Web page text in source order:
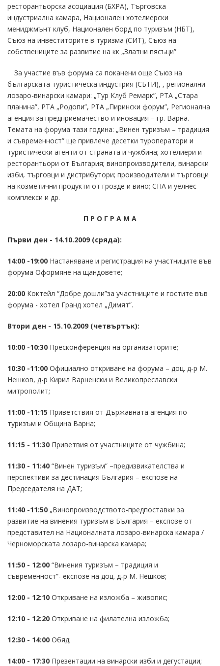
ресторантьорска асоциация (БХРА), Търговска
индустриална камара, Национален хотелиерски
мениджмънт клуб, Национален борд по туризъм (НБТ),
Съюз на инвеститорите в туризма (СИТ), Съюз на
собствениците за развитие на кк „Златни пясъци”
За участие във форума са поканени още Съюз на
българската туристическа индустрия (СБТИ), , регионални
лозаро-винарски камари: „Тур Клуб Ремарк”, РТА „Стара
планина”, РТА „Родопи”, РТА „Пирински форум”, Регионална
агенция за предприемачество и иновация – гр. Варна.
Темата на форума тази година: „Винен туризъм – традиция
и съвременност” ще привлече десетки туроператори и
туристически агенти от страната и чужбина; хотелиери и
ресторантьори от България; винопроизводители, винарски
изби, търговци и дистрибутори; производители и търговци
на козметични продукти от грозде и вино; СПА и уелнес
комплекси и др.
П Р О Г Р А М А
Първи ден - 14.10.2009 (сряда):
14:00 -19:00 Настаняване и регистрaция на участниците във
форума Оформяне на щандовете;
20:00 Коктейл “Добре дошли”за участниците и гостите във
форума - хотел Гранд хотел „Димят”.
Втори ден - 15.10.2009 (четвъртък):
10:00 -10:30 Пресконференция на организаторите;
10:30 -11:00 Официално откриване на форума – доц. д-р М.
Нешков, д-р Кирил Варненски и Великопреславски
митрополит;
11:00 -11:15 Приветствия от Държавната агенция по
туризъм и Община Варна;
11:15 - 11:30 Приветвия от участниците от чужбина;
11:30 - 11:40 “Винен туризъм” –предизвикателства и
перспективи за дестинация България – експозе на
Председателя на ДАТ;
11:40 -11:50 „Винопроизводството-предпоставки за
развитие на винения туризъм в България – експозе от
представител на Националната лозаро-винарска камара /
Черноморската лозаро-винарска камара;
11:50 - 12:00 “Винения туризъм – традиция и
съвременност”- експозе на доц. д-р М. Нешков;
12:00 - 12:10 Откриване на изложба – живопис;
12:10 - 12:20 Откриване на филателна изложба;
12:30 - 14:00 Обяд;
14:00 - 17:30 Презентации на винарски изби и дегустации;